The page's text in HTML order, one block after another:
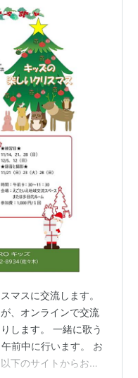
マスに交流します。
、オンラインで交流
します。 一緒に歌う
前中に行います。 お
下のサイトからお申